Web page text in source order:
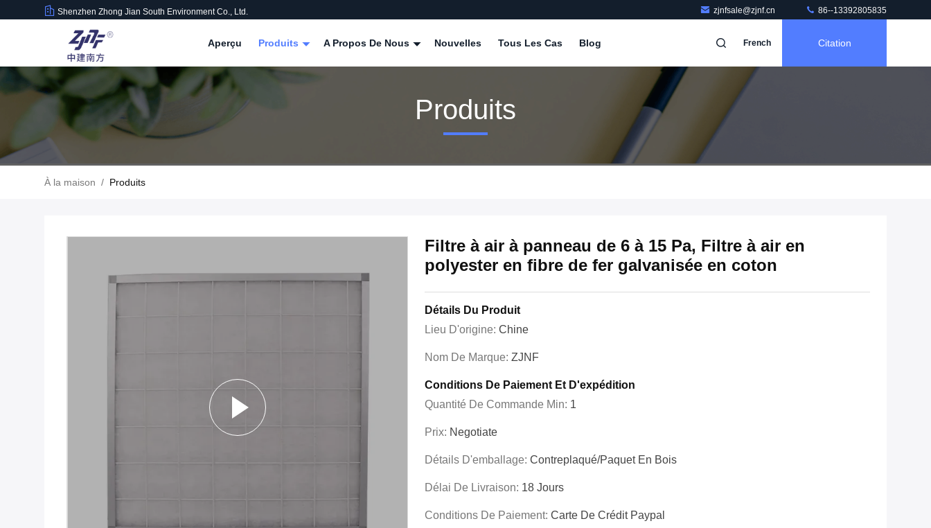
Shenzhen Zhong Jian South Environment Co., Ltd. zjnfsale@zjnf.cn 86--13392805835
Aperçu Produits A Propos De Nous Nouvelles Tous Les Cas Blog French Citation
Produits
À la maison / Produits
Filtre à air à panneau de 6 à 15 Pa, Filtre à air en
polyester en fibre de fer galvanisée en coton
Détails Du Produit
Lieu D'origine: Chine
Nom De Marque: ZJNF
Conditions De Paiement Et D'expédition
Quantité De Commande Min: 1
Prix: Negotiate
Détails D'emballage: Contreplaqué/paquet En Bois
Délai De Livraison: 18 Jours
Conditions De Paiement: Carte De Crédit Paypal